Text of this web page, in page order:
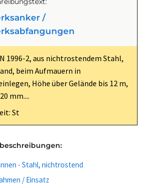
/
1996-2, aus nichtrostendem Stahl,
beim Aufmauern in
Höhe über Gelände bis 12 m,
mm....
St
- Stahl, nichtrostend
/ Einsatz